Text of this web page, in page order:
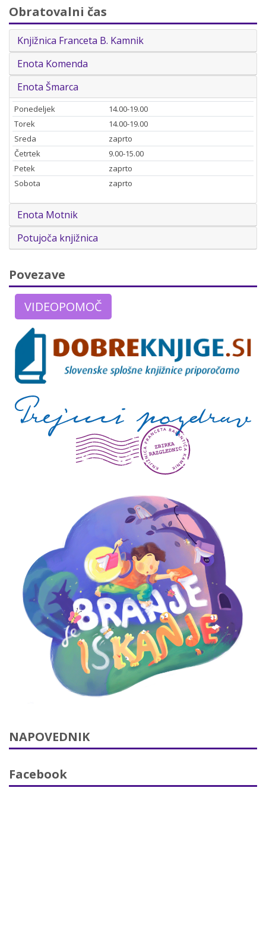
Obratovalni čas
Knjižnica Franceta B. Kamnik
Enota Komenda
Enota Šmarca
Ponedeljek
14.00-19.00
Torek
14.00-19.00
Sreda
zaprto
Četrtek
9.00-15.00
Petek
zaprto
Sobota
zaprto
Enota Motnik
Potujoča knjižnica
Povezave
VIDEOPOMOČ
NAPOVEDNIK
Facebook